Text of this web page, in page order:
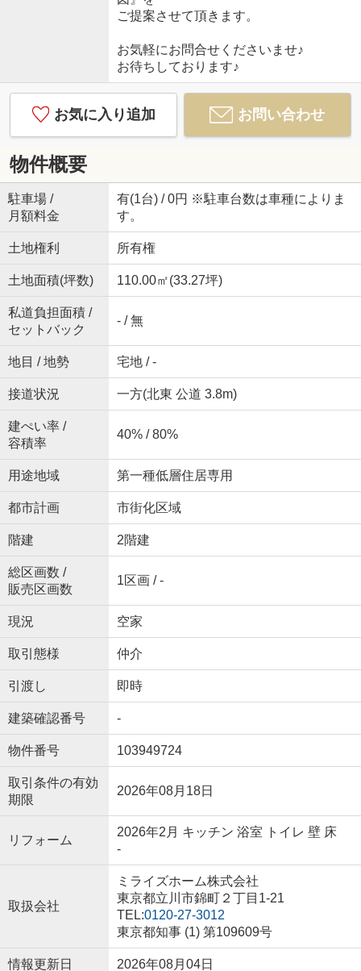
ご提案させて頂きます。
お気軽にお問合せくださいませ♪
お待ちしております♪
お気に入り追加 お問い合わせ
物件概要
駐車場 /
月額料金
有(1台) / 0円 ※駐車台数は車種によりま
す。
土地権利 所有権
土地面積(坪数) 110.00㎡(33.27坪)
私道負担面積 /
セットバック
- / 無
地目 / 地勢 宅地 / -
接道状況 一方(北東 公道 3.8m)
建ぺい率 /
容積率
40% / 80%
用途地域 第一種低層住居専用
都市計画 市街化区域
階建 2階建
総区画数 /
販売区画数
1区画 / -
現況 空家
取引態様 仲介
引渡し 即時
建築確認番号 -
物件番号 103949724
取引条件の有効
期限
2026年08月18日
リフォーム
2026年2月 キッチン 浴室 トイレ 壁 床
-
取扱会社
ミライズホーム株式会社
東京都立川市錦町２丁目1-21
TEL:0120-27-3012
東京都知事 (1) 第109609号
情報更新日 2026年08月04日